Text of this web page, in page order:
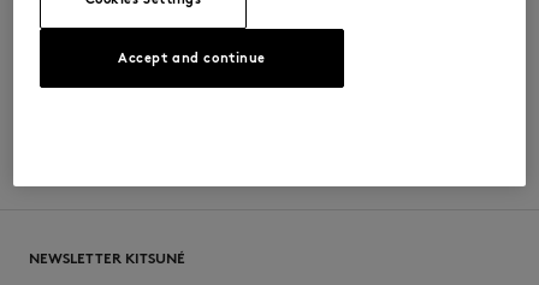
Visa, ApplePay, American Express,
NEWSLETTER KITSUNÉ
Accept and continue